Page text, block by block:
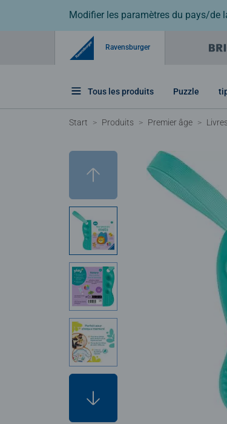
Modifier les paramètres du pays/de
Ravensburger
Tous les produits Puzzle
Start Produits Premier âge